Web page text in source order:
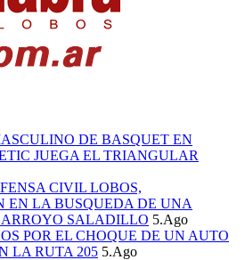
DE BASQUET EN
JUEGA EL TRIANGULAR
CIVIL LOBOS,
EN LA BUSQUEDA DE UNA
ARROYO SALADILLO 5.Ago
POR EL CHOQUE DE UN AUTO
LA RUTA 205 5.Ago